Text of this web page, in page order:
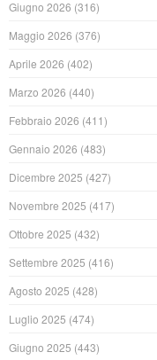
Giugno 2026 (316)
Maggio 2026 (376)
Aprile 2026 (402)
Marzo 2026 (440)
Febbraio 2026 (411)
Gennaio 2026 (483)
Dicembre 2025 (427)
Novembre 2025 (417)
Ottobre 2025 (432)
Settembre 2025 (416)
Agosto 2025 (428)
Luglio 2025 (474)
Giugno 2025 (443)